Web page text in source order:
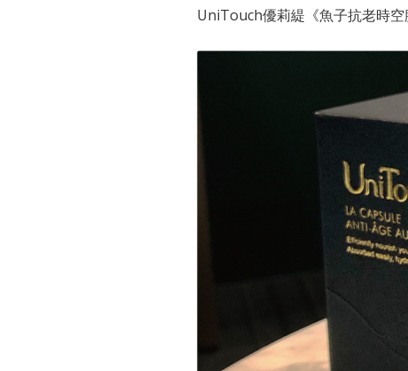
UniTouch優莉緹《魚子抗老時空